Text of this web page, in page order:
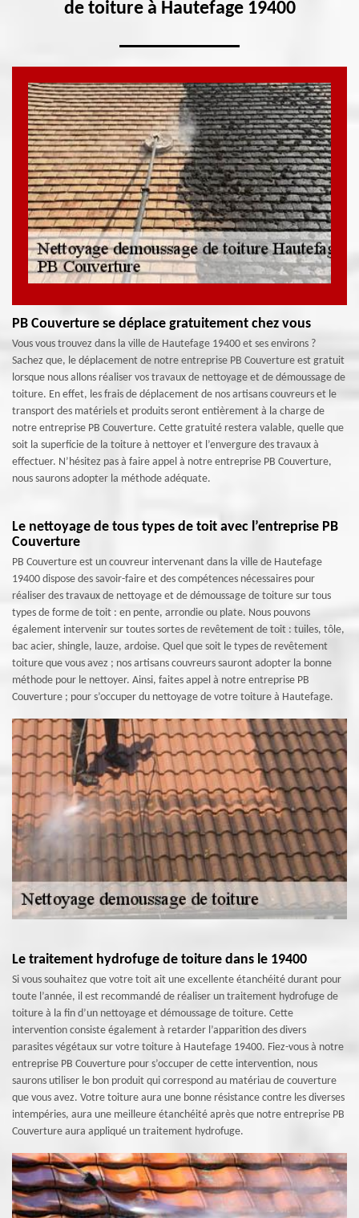
de toiture à Hautefage 19400
PB Couverture se déplace gratuitement chez vous
Vous vous trouvez dans la ville de Hautefage 19400 et ses environs ?
Sachez que, le déplacement de notre entreprise PB Couverture est gratuit
lorsque nous allons réaliser vos travaux de nettoyage et de démoussage de
toiture. En effet, les frais de déplacement de nos artisans couvreurs et le
transport des matériels et produits seront entièrement à la charge de
notre entreprise PB Couverture. Cette gratuité restera valable, quelle que
soit la superficie de la toiture à nettoyer et l’envergure des travaux à
effectuer. N’hésitez pas à faire appel à notre entreprise PB Couverture,
nous saurons adopter la méthode adéquate.
Le nettoyage de tous types de toit avec l’entreprise PB
Couverture
PB Couverture est un couvreur intervenant dans la ville de Hautefage
19400 dispose des savoir-faire et des compétences nécessaires pour
réaliser des travaux de nettoyage et de démoussage de toiture sur tous
types de forme de toit : en pente, arrondie ou plate. Nous pouvons
également intervenir sur toutes sortes de revêtement de toit : tuiles, tôle,
bac acier, shingle, lauze, ardoise. Quel que soit le types de revêtement
toiture que vous avez ; nos artisans couvreurs sauront adopter la bonne
méthode pour le nettoyer. Ainsi, faites appel à notre entreprise PB
Couverture ; pour s’occuper du nettoyage de votre toiture à Hautefage.
Le traitement hydrofuge de toiture dans le 19400
Si vous souhaitez que votre toit ait une excellente étanchéité durant pour
toute l’année, il est recommandé de réaliser un traitement hydrofuge de
toiture à la fin d’un nettoyage et démoussage de toiture. Cette
intervention consiste également à retarder l’apparition des divers
parasites végétaux sur votre toiture à Hautefage 19400. Fiez-vous à notre
entreprise PB Couverture pour s’occuper de cette intervention, nous
saurons utiliser le bon produit qui correspond au matériau de couverture
que vous avez. Votre toiture aura une bonne résistance contre les diverses
intempéries, aura une meilleure étanchéité après que notre entreprise PB
Couverture aura appliqué un traitement hydrofuge.